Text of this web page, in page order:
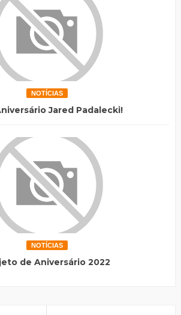
NOTÍCIAS
Jared Padalecki!
NOTÍCIAS
de Aniversário 2022